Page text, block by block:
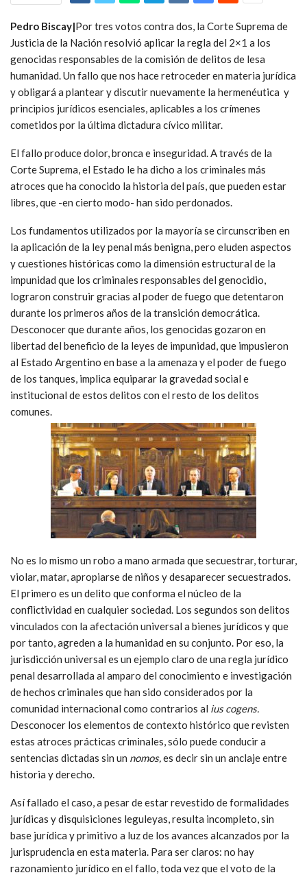
Pedro Biscay|Por tres votos contra dos, la Corte Suprema de
Justicia de la Nación resolvió aplicar la regla del 2×1 a los
genocidas responsables de la comisión de delitos de lesa
humanidad. Un fallo que nos hace retroceder en materia jurídica
y obligará a plantear y discutir nuevamente la hermenéutica y
principios jurídicos esenciales, aplicables a los crímenes
cometidos por la última dictadura cívico militar.
El fallo produce dolor, bronca e inseguridad. A través de la
Corte Suprema, el Estado le ha dicho a los criminales más
atroces que ha conocido la historia del país, que pueden estar
libres, que -en cierto modo- han sido perdonados.
Los fundamentos utilizados por la mayoría se circunscriben en
la aplicación de la ley penal más benigna, pero eluden aspectos
y cuestiones históricas como la dimensión estructural de la
impunidad que los criminales responsables del genocidio,
lograron construir gracias al poder de fuego que detentaron
durante los primeros años de la transición democrática.
Desconocer que durante años, los genocidas gozaron en
libertad del beneficio de la leyes de impunidad, que impusieron
al Estado Argentino en base a la amenaza y el poder de fuego
de los tanques, implica equiparar la gravedad social e
institucional de estos delitos con el resto de los delitos
comunes.
No es lo mismo un robo a mano armada que secuestrar, torturar,
violar, matar, apropiarse de niños y desaparecer secuestrados.
El primero es un delito que conforma el núcleo de la
conflictividad en cualquier sociedad. Los segundos son delitos
vinculados con la afectación universal a bienes jurídicos y que
por tanto, agreden a la humanidad en su conjunto. Por eso, la
jurisdicción universal es un ejemplo claro de una regla jurídico
penal desarrollada al amparo del conocimiento e investigación
de hechos criminales que han sido considerados por la
comunidad internacional como contrarios al ius cogens.
Desconocer los elementos de contexto histórico que revisten
estas atroces prácticas criminales, sólo puede conducir a
sentencias dictadas sin un nomos, es decir sin un anclaje entre
historia y derecho.
Así fallado el caso, a pesar de estar revestido de formalidades
jurídicas y disquisiciones leguleyas, resulta incompleto, sin
base jurídica y primitivo a luz de los avances alcanzados por la
jurisprudencia en esta materia. Para ser claros: no hay
razonamiento jurídico en el fallo, toda vez que el voto de la